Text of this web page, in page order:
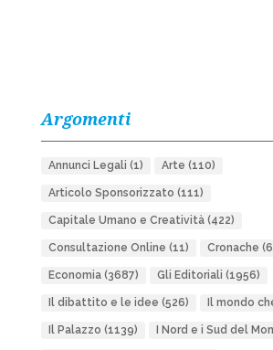
Argomenti
Annunci Legali (1) Arte (110)
Articolo Sponsorizzato (111)
Capitale Umano e Creatività(422)
Consultazione Online (11) Cronache
Economia(3687) Gli Editoriali (1956)
Il dibattito e le idee (526) Il mondo
Il Palazzo (1139) I Nord e i Sud del